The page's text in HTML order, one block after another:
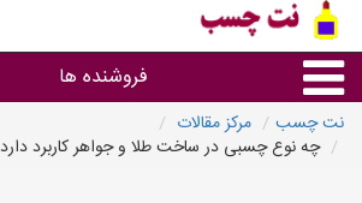
فروشنده ها
گروه ها
نت چسب
مرکز مقالات
چه نوع چسبی در ساخت طلا و جواهر کاربرد دارد